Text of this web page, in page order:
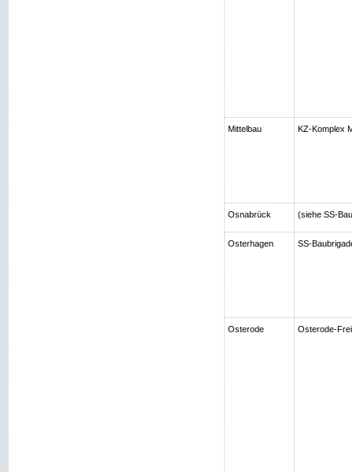
Mittelbau KZ-Komplex
Osnabrück (siehe SS-
Osterhagen SS-
Osterode Osterode-